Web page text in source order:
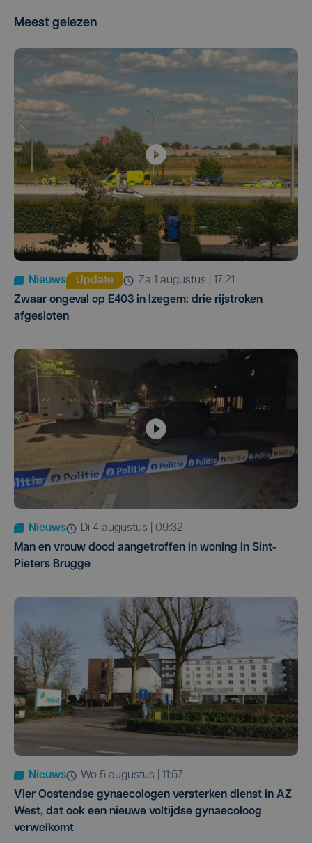
Meest gelezen
Nieuws Update
za 1 augustus | 17:21
Zwaar ongeval op E403 in Izegem: drie rijstroken
afgesloten
Nieuws
di 4 augustus | 09:32
Man en vrouw dood aangetroffen in woning in Sint-
Pieters Brugge
Nieuws
wo 5 augustus | 11:57
Vier Oostendse gynaecologen versterken dienst in AZ
West, dat ook een nieuwe voltijdse gynaecoloog
verwelkomt